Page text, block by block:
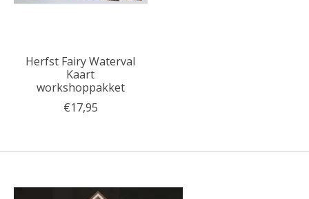
Herfst Fairy Waterval
Kaart
workshoppakket
€17,95